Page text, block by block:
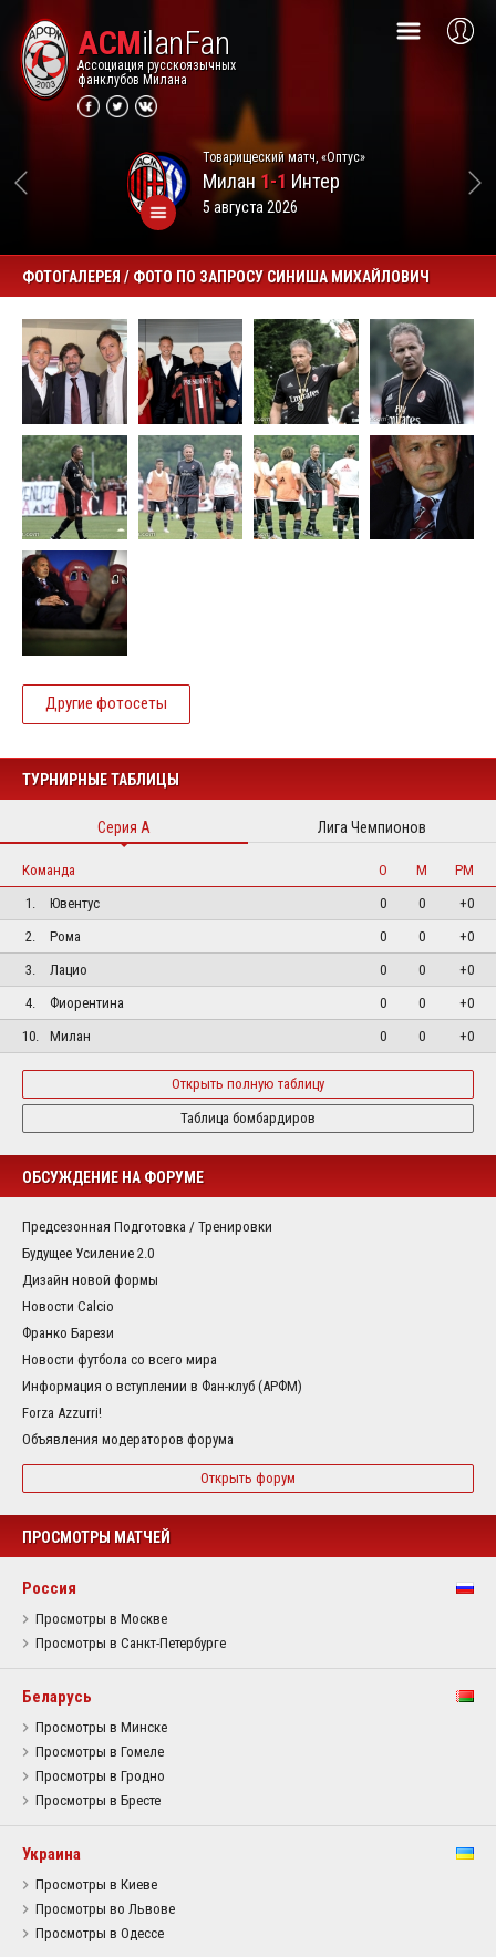
ACMilanFan
Ассоциация русскоязычных
фанклубов Милана
Товарищеский матч, «Оптус»
Милан1-1 Интер
5 августа 2026
ФОТОГАЛЕРЕЯ / ФОТО ПО ЗАПРОСУ СИНИША МИХАЙЛОВИЧ
Другие фотосеты
ТУРНИРНЫЕ ТАБЛИЦЫ
Серия А Лига Чемпионов
Команда О М
РМ
1.
Ювентус 0 0
+0
2.
Рома 0 0
+0
3.
Лацио 0 0
+0
4.
Фиорентина 0 0
+0
10.
Милан 0 0 +0
Открыть полную таблицу
Таблица бомбардиров
ОБСУЖДЕНИЕ НА ФОРУМЕ
Предсезонная Подготовка / Тренировки
Будущее Усиление 2.0
Дизайн новой формы
Новости Calcio
Франко Барези
Новости футбола со всего мира
Информация о вступлении в Фан-клуб (АРФМ)
Forza Azzurri!
Объявления модераторов форума
Открыть форум
ПРОСМОТРЫ МАТЧЕЙ
Россия
Просмотры в Москве
Просмотры в Санкт-Петербурге
Беларусь
Просмотры в Минске
Просмотры в Гомеле
Просмотры в Гродно
Просмотры в Бресте
Украина
Просмотры в Киеве
Просмотры во Львове
Просмотры в Одессе